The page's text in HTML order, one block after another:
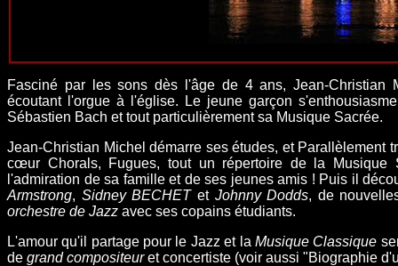
Fasciné par les sons dès l'âge de 4 ans, Jean-Christian
écoutant l'orgue à l'église. Le jeune garçon
Sébastien Bach et tout particulièrement sa Musique Sacrée.
Jean-Christian Michel démarre ses études, et Parallèlement
cœur Chorals, Fugues, tout un répertoire de
la Musique
l'admiration de sa famille et de ses jeunes amis ! Puis il
Armstrong, Sidney BECHETet Johnny Dodds, de
orchestre de Jazz avec ses copains étudiants.
L'amour qu'il partage pour le Jazz et la Musique Classique
de grand compositeuret concertiste (voir aussi "Biographie